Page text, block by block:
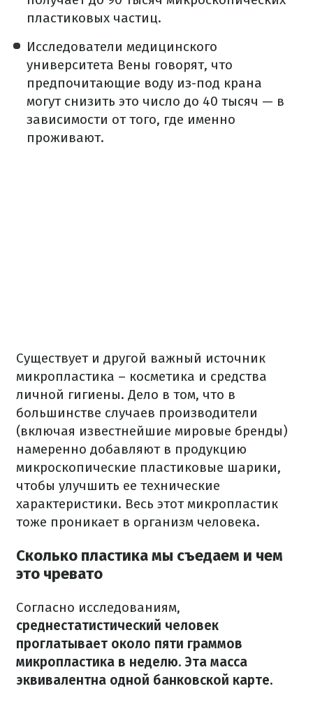
пластиковых частиц.
Исследователи медицинского
университета Вены говорят, что
предпочитающие воду из-под крана
могут снизить это число до 40 тысяч — в
зависимости от того, где именно
проживают.
Существует и другой важный источник
микропластика – косметика и средства
личной гигиены. Дело в том, что в
большинстве случаев производители
(включая известнейшие мировые бренды)
намеренно добавляют в продукцию
микроскопические пластиковые шарики,
чтобы улучшить ее технические
характеристики. Весь этот микропластик
тоже проникает в организм человека.
Сколько пластика мы съедаем и чем
это чревато
Согласно исследованиям,
среднестатистический человек
проглатывает около пяти граммов
микропластика в неделю. Эта масса
эквивалентна одной банковской карте.